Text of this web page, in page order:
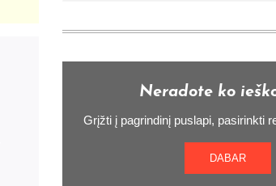
Neradote ko
Grįžti į pagrindinį puslapi, pasirinkti
DABAR